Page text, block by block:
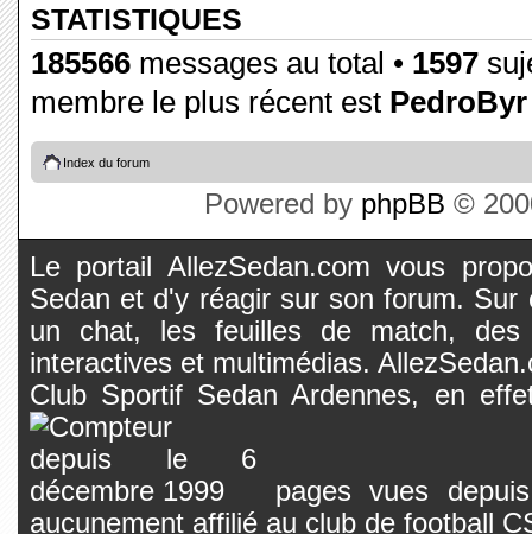
STATISTIQUES
185566 messages au total • 1597
membre le plus récent est PedroByr
Index du forum
Powered by phpBB ©
Le portail AllezSedan.com vous
Sedan et d'y réagir sur son forum.
un chat, les feuilles de match, des
interactives et multimédias.
Club Sportif Sedan Ardennes, en
pages vues
aucunement affilié au club de football